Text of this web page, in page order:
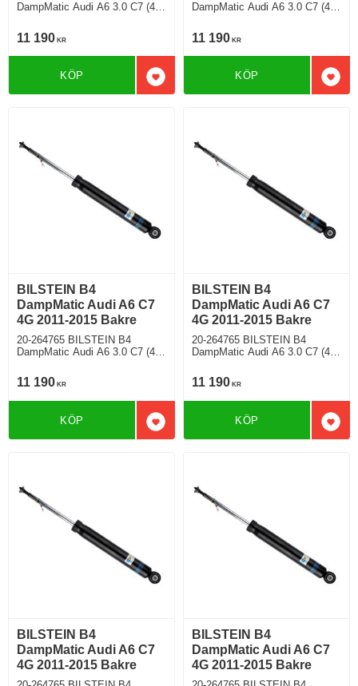
DampMatic Audi A6 3.0 C7 (4G)
Cylinder Cylindervolym 2995cc
Årsmodell 03/2011-> Sedan
4WD 306 Hkr Bensin Motorkod
CGWD Semi-Automat/7 Modell
med elektroniskt chassi
11 190 KR
Lägg till i favoriter
KÖP
DampMatic Audi A6 3.0 C7 (4G)
Cylinder Cylindervolym 2967cc
Årsmodell 11/2011-> Sedan
4WD 309 Hkr Diesel Motorkod
CGQB Automat/8 Modell med
elektroniskt chassi
11 190 KR
KÖP
BILSTEIN B4
DampMatic Audi A6 C7
4G 2011-2015 Bakre
20-264765 BILSTEIN B4
DampMatic Audi A6 3.0 C7 (4G)
Avant 6 Cylinder Cylindervolym
2995cc Årsmodell 05/2011-
>05/2012 Kombi 4WD 296 Hkr
Bensin Motorkod CGWB Semi-
Automat/7 Modell med
11 190 KR
Lägg till i favoriter
KÖP
BILSTEIN B4
DampMatic Audi A6 C7
4G 2011-2015 Bakre
20-264765 BILSTEIN B4
DampMatic Audi A6 3.0 C7 (4G)
Cylinder Cylindervolym 2995cc
Årsmodell 11/2010->05/2012
Sedan 4WD 296 Hkr Bensin
Motorkod CGWB Semi-
Automat/7 Modell med
11 190 KR
KÖP
BILSTEIN B4
DampMatic Audi A6 C7
4G 2011-2015 Bakre
BILSTEIN B4
DampMatic Audi A6 C7
4G 2011-2015 Bakre